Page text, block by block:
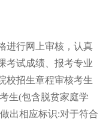
进行网上审核，认真
考试成绩、报考专业
校招生章程审核考生
生(包含脱贫家庭学
出相应标识:对于符合